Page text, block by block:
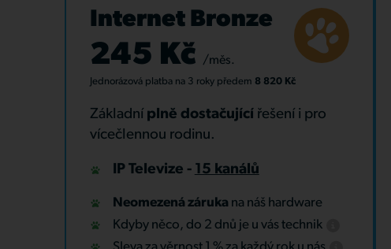
Internet Bronze
245 Kč /měs.
Jednorázová platba na 3 rokypředem 8 820 Kč
Základní plně dostačující řešení i pro
vícečlennou rodinu.
IP Televize - 15 kanálů
Neomezená záruka na náš hardware
Kdyby něco, do 2 dnů je u vás technik